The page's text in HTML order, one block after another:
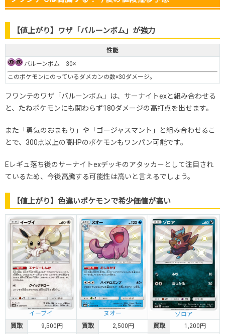
【値上がり】ワザ「バルーンボム」が強力
性能
バルーンボム 30×
このポケモンにのっているダメカンの数×30ダメージ。
フワンテのワザ「バルーンボム」は、サーナイトexと組み合わせる
と、たねポケモンにも関わらず180ダメージの高打点を出せます。
また「勇気のおまもり」や「ゴージャスマント」と組み合わせるこ
とで、300点以上の高HPのポケモンもワンパン可能です。
Eレギュ落ち後のサーナイトexデッキのアタッカーとして注目され
ているため、今後高騰する可能性は高いと言えるでしょう。
【値上がり】色違いポケモンで希少価値が高い
イーブイ ヌオー
ゾロア
買取
9,500円 買取 2,500円 買取
1,200円